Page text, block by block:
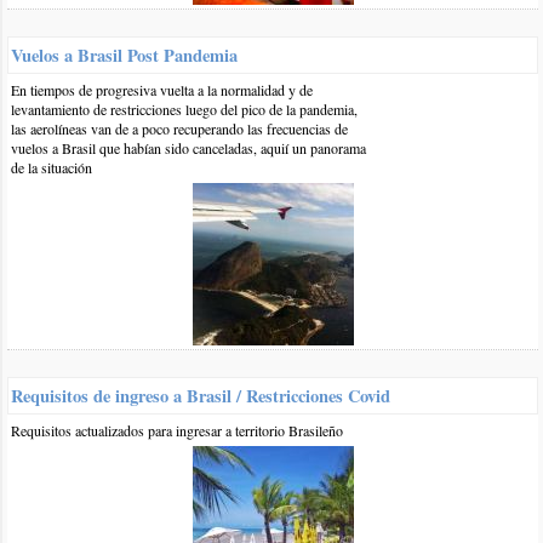
Brasil en Omnibus: Precios Verano 2017
0 29-dic-2017::por:Prado María Cristina
Gracias ya me comunique con ella, con Sol Toledo, ya cambió
de micro y pasó la frontera.
0 29-dic-2017::por: Prado María Cristina
Buenas tardes, mí sobrina tenía que tomar el micro que va a
Florianópolis a las 12:30 hoy 29 diciembre 2017, estaba
esperando cuando le dijeron que ya había partido le permitieron
frontera cambiaria de micro (el que salió 12:30), ya que no me
puedo contactar con ella por falta de señal quería saber si ya lo
hizo, tal vez ustedes saben si ya cruzó la frontera, muchas
gracias y disculpe la molestia, mí sobrina se llama Sol Toledo.
Vuelos a Brasil Post Pandemia
En tiempos de progresiva vuelta a la normalidad y de
levantamiento de restricciones luego del pico de la pandemia,
las aerolíneas van de a poco recuperando las frecuencias de
vuelos a Brasil que habían sido canceladas, aquií un panorama
de la situación
Requisitos de ingreso a Brasil / Restricciones Covid
Requisitos actualizados para ingresar a territorio Brasileño